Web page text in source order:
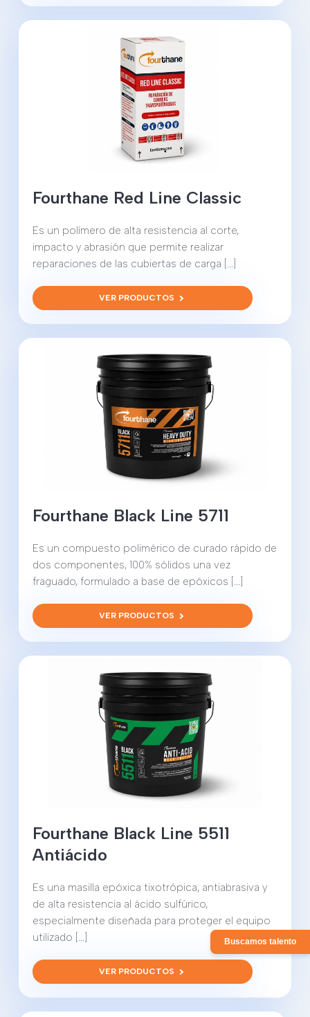
Fourthane Red Line Classic
Es un polímero de alta resistencia al corte,
impacto y abrasión que permite realizar
reparaciones de las cubiertas de carga [...]
VER PRODUCTOS
Fourthane Black Line 5711
Es un compuesto polimérico de curado rápido de
dos componentes, 100% sólidos una vez
fraguado, formulado a base de epóxicos [...]
VER PRODUCTOS
Fourthane Black Line 5511
Antiácido
Es una masilla epóxica tixotrópica, antiabrasiva y
de alta resistencia al ácido sulfúrico,
especialmente diseñada para proteger el equipo
utilizado [...]
VER PRODUCTOS
Buscamos talento